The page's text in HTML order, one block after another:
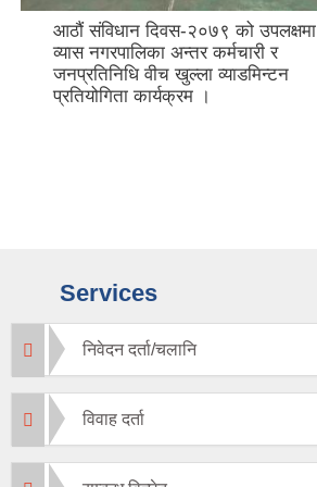
आठौं संविधान दिवस-२०७९ को उपलक्षमा
व्यास नगरपालिका अन्तर कर्मचारी र
जनप्रतिनिधि वीच खुल्ला व्याडमिन्टन
प्रतियोगिता कार्यक्रम ।
Services
निवेदन दर्ता/चलानि
विवाह दर्ता